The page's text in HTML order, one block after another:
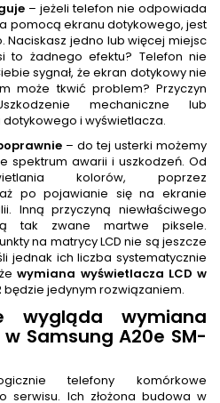
– jeżeli telefon nie odpowiada
pomocą ekranu dotykowego, jest
Naciskasz jedno lub więcej miejsc
to żadnego efektu? Telefon nie
sygnał, że ekran dotykowy nie
może tkwić problem? Przyczyn
mechaniczne lub
i wyświetlacza.
– do tej usterki możemy
spektrum awarii i uszkodzeń. Od
kolorów, poprzez
aż po pojawianie się na ekranie
Inną przyczyną niewłaściwego
tak zwane martwe piksele.
na matrycy LCD nie są jeszcze
jednak ich liczba systematycznie
żewymiana wyświetlacza LCD w
będzie jedynym rozwiązaniem.
wygląda wymiana
Samsung A20e SM-
telefony komórkowe
serwisu. Ich złożona budowa w